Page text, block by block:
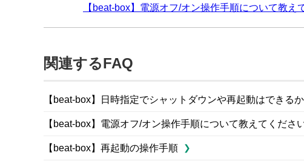
【beat-box】電源オフ/オン操作手順について教え
関連するFAQ
【beat-box】日時指定でシャットダウンや再起動はできるか
【beat-box】電源オフ/オン操作手順について教えてくださ
【beat-box】再起動の操作手順